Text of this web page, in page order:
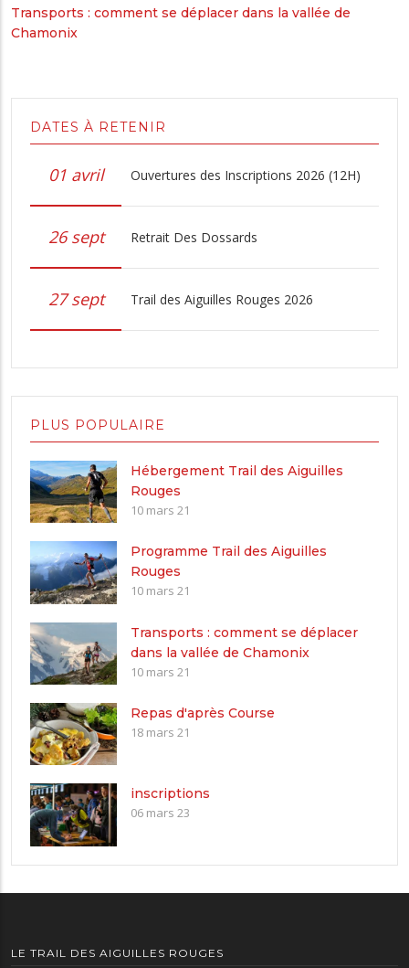
Transports : comment se déplacer dans la vallée de
Chamonix
DATES À RETENIR
01 avril Ouvertures des Inscriptions 2026 (12H)
26 sept Retrait Des Dossards
27 sept Trail des Aiguilles Rouges 2026
PLUS POPULAIRE
Hébergement Trail des Aiguilles
Rouges
10 mars 21
Programme Trail des Aiguilles
Rouges
10 mars 21
Transports : comment se déplacer
dans la vallée de Chamonix
10 mars 21
Repas d'après Course
18 mars 21
inscriptions
06 mars 23
LE TRAIL DES AIGUILLES ROUGES